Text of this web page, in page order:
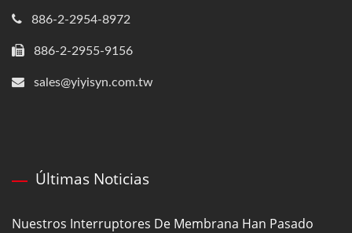
886-2-2954-8972
886-2-2955-9156
sales@yiyisyn.com.tw
Últimas Noticias
Nuestros Interruptores De Membrana Han Pasado